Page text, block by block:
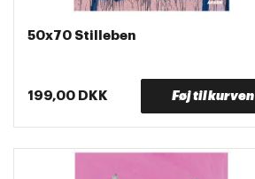
50x70 Stilleben
199,00 DKK Føj til kurven